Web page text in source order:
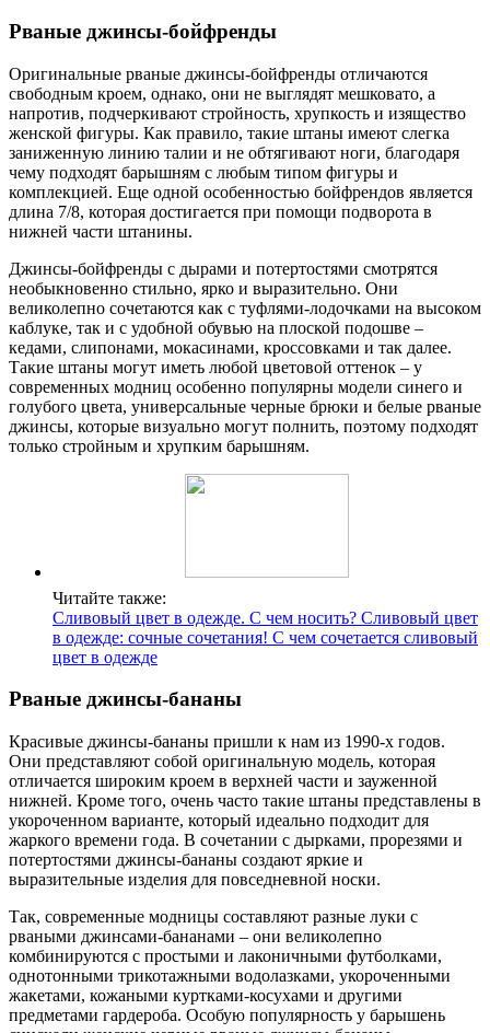
Рваные джинсы-бойфренды
Оригинальные рваные джинсы-бойфренды отличаются
свободным кроем, однако, они не выглядят мешковато, а
напротив, подчеркивают стройность, хрупкость и изящество
женской фигуры. Как правило, такие штаны имеют слегка
заниженную линию талии и не обтягивают ноги, благодаря
чему подходят барышням с любым типом фигуры и
комплекцией. Еще одной особенностью бойфрендов является
длина 7/8, которая достигается при помощи подворота в
нижней части штанины.
Джинсы-бойфренды с дырами и потертостями смотрятся
необыкновенно стильно, ярко и выразительно. Они
великолепно сочетаются как с туфлями-лодочками на высоком
каблуке, так и с удобной обувью на плоской подошве –
кедами, слипонами, мокасинами, кроссовками и так далее.
Такие штаны могут иметь любой цветовой оттенок – у
современных модниц особенно популярны модели синего и
голубого цвета, универсальные черные брюки и белые рваные
джинсы, которые визуально могут полнить, поэтому подходят
только стройным и хрупким барышням.
Читайте также:
Сливовый цвет в одежде. С чем носить? Сливовый цвет
в одежде: сочные сочетания! С чем сочетается сливовый
цвет в одежде
Рваные джинсы-бананы
Красивые джинсы-бананы пришли к нам из 1990-х годов.
Они представляют собой оригинальную модель, которая
отличается широким кроем в верхней части и зауженной
нижней. Кроме того, очень часто такие штаны представлены в
укороченном варианте, который идеально подходит для
жаркого времени года. В сочетании с дырками, прорезями и
потертостями джинсы-бананы создают яркие и
выразительные изделия для повседневной носки.
Так, современные модницы составляют разные луки с
рваными джинсами-бананами – они великолепно
комбинируются с простыми и лаконичными футболками,
однотонными трикотажными водолазками, укороченными
жакетами, кожаными куртками-косухами и другими
предметами гардероба. Особую популярность у барышень